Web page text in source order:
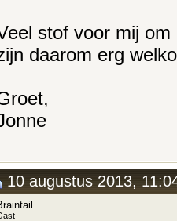
stof voor mij
daarom erg
10 augustus 2013,